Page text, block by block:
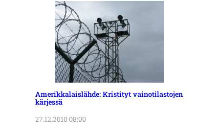
Amerikkalaislähde: Kristityt vainotilastojen
kärjessä
27.12.2010 08:00